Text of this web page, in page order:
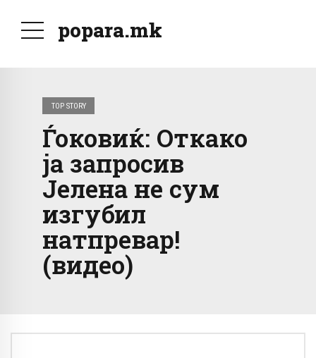
popara.mk
TOP STORY
Ѓоковиќ: Откако
ја запросив
Јелена не сум
изгубил
натпревар!
(видео)